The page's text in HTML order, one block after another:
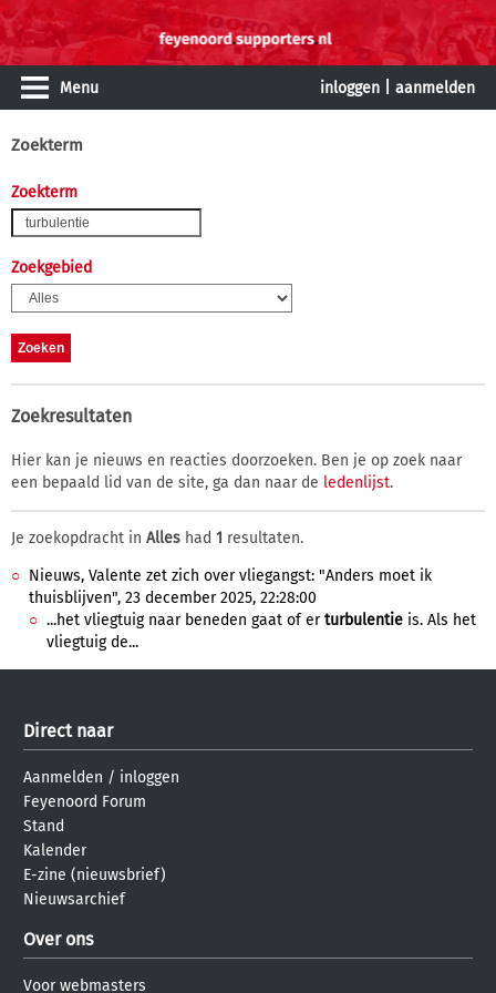
Menu inloggen aanmelden
Zoekterm
Zoekterm
Zoekgebied
Zoekresultaten
Hier kan je nieuws en reacties doorzoeken. Ben je op zoek naar
een bepaald lid van de site, ga dan naar de ledenlijst.
Je zoekopdracht in Alles had 1 resultaten.
Nieuws, Valente zet zich over vliegangst: "Anders moet ik
thuisblijven", 23 december 2025, 22:28:00
...het vliegtuig naar beneden gaat of erturbulentie is. Als het
vliegtuig de...
Direct naar
Aanmelden / inloggen
Feyenoord Forum
Stand
Kalender
E-zine (nieuwsbrief)
Nieuwsarchief
Over ons
Voor webmasters